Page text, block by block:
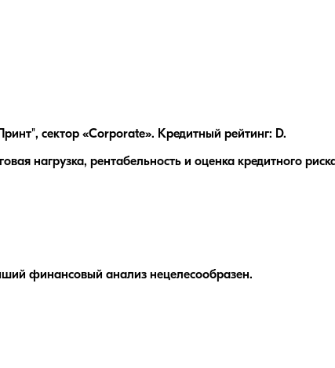
сектор «Corporate». Кредитный рейтинг: D.
нагрузка, рентабельность и оценка кредитного
финансовый анализ нецелесообразен.